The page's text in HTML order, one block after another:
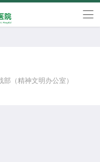
部（精神文明办公室）